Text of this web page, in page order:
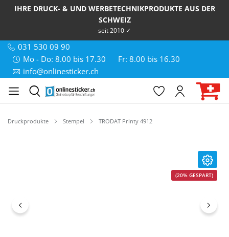
IHRE DRUCK- & UND WERBETECHNIKPRODUKTE AUS DER
SCHWEIZ
seit 2010 ✓
031 530 09 90
Mo - Do: 8.00 bis 17.30
Fr: 8.00 bis 16.30
info@onlinesticker.ch
Druckprodukte Stempel TRODAT Printy 4912
(20% GESPART)